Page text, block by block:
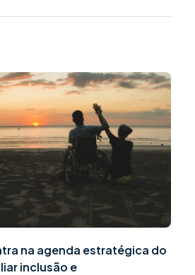
na agenda estratégica do
inclusão e